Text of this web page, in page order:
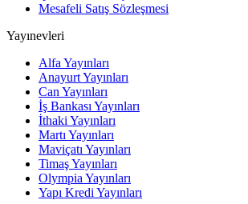
Mesafeli Satış Sözleşmesi
Yayınevleri
Alfa Yayınları
Anayurt Yayınları
Can Yayınları
İş Bankası Yayınları
İthaki Yayınları
Martı Yayınları
Maviçatı Yayınları
Timaş Yayınları
Olympia Yayınları
Yapı Kredi Yayınları